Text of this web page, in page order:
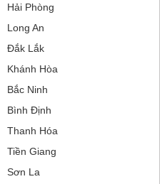
Hải Phòng
Long An
Đắk Lắk
Khánh Hòa
Bắc Ninh
Bình Định
Thanh Hóa
Tiền Giang
Sơn La